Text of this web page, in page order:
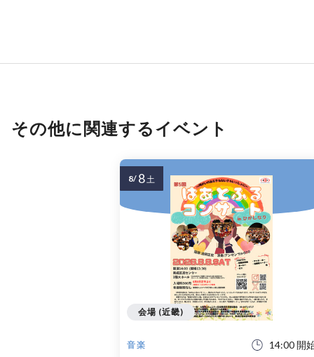
その他に関連するイベント
音楽 14:00 開
会場 (近畿)
8/ 8土